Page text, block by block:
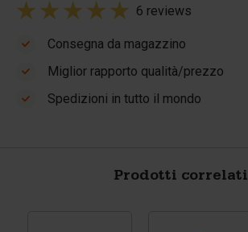
6 reviews
Consegna da magazzino
Miglior rapporto qualità/prezzo
Spedizioni in tutto il mondo
Prodotti correlati